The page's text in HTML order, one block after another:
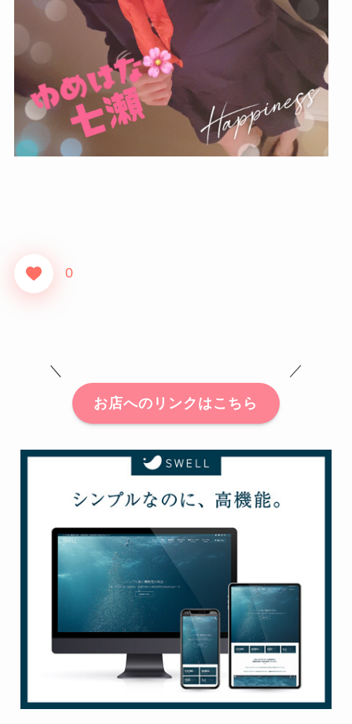
0
＼ ／
お店へのリンクはこちら